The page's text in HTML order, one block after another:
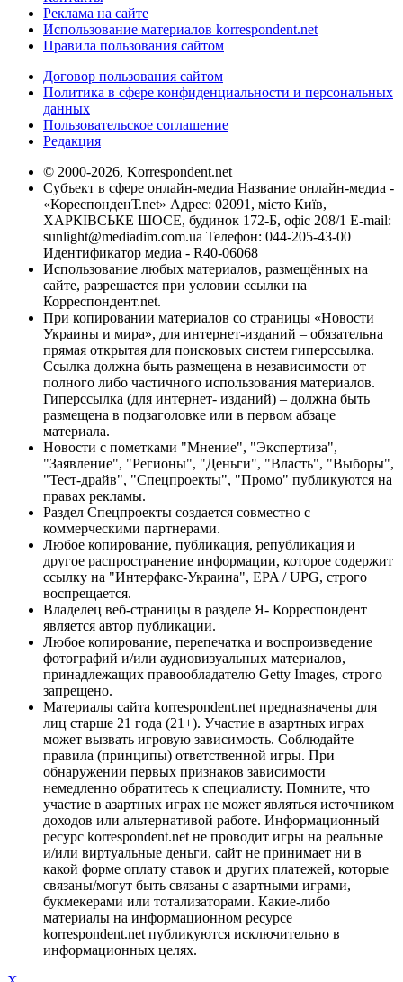
Реклама на сайте
Использование материалов korrespondent.net
Правила пользования сайтом
Договор пользования сайтом
Политика в сфере конфиденциальности и персональных
данных
Пользовательское соглашение
Редакция
© 2000-2026, Korrespondent.net
Субъект в сфере онлайн-медиа Название онлайн-медиа -
«КореспонденТ.net» Адрес: 02091, місто Київ,
ХАРКІВСЬКЕ ШОСЕ, будинок 172-Б, офіс 208/1 E-mail:
sunlight@mediadim.com.ua Телефон: 044-205-43-00
Идентификатор медиа - R40-06068
Использование любых материалов, размещённых на
сайте, разрешается при условии ссылки на
Корреспондент.net.
При копировании материалов со страницы «Новости
Украины и мира», для интернет-изданий – обязательна
прямая открытая для поисковых систем гиперссылка.
Ссылка должна быть размещена в независимости от
полного либо частичного использования материалов.
Гиперссылка (для интернет- изданий) – должна быть
размещена в подзаголовке или в первом абзаце
материала.
Новости с пометками "Мнение", "Экспертиза",
"Заявление", "Регионы", "Деньги", "Власть", "Выборы",
"Тест-драйв", "Спецпроекты", "Промо" публикуются на
правах рекламы.
Раздел Спецпроекты создается совместно с
коммерческими партнерами.
Любое копирование, публикация, републикация и
другое распространение информации, которое содержит
ссылку на "Интерфакс-Украина", EPA / UPG, строго
воспрещается.
Владелец веб-страницы в разделе Я- Корреспондент
является автор публикации.
Любое копирование, перепечатка и воспроизведение
фотографий и/или аудиовизуальных материалов,
принадлежащих правообладателю Getty Images, строго
запрещено.
Материалы сайта korrespondent.net предназначены для
лиц старше 21 года (21+). Участие в азартных играх
может вызвать игровую зависимость. Соблюдайте
правила (принципы) ответственной игры. При
обнаружении первых признаков зависимости
немедленно обратитесь к специалисту. Помните, что
участие в азартных играх не может являться источником
доходов или альтернативой работе. Информационный
ресурс korrespondent.net не проводит игры на реальные
и/или виртуальные деньги, сайт не принимает ни в
какой форме оплату ставок и других платежей, которые
связаны/могут быть связаны с азартными играми,
букмекерами или тотализаторами. Какие-либо
материалы на информационном ресурсе
korrespondent.net публикуются исключительно в
информационных целях.